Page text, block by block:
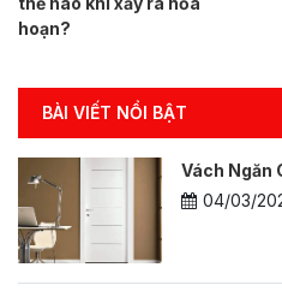
hoạn?
BÀI VIẾT NỔI BẬT
Vách Ngăn
04/03/